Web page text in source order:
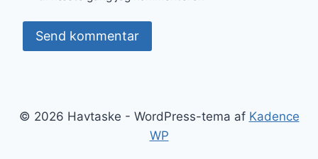
© 2026 Havtaske - WordPress-tema af Kadence
WP